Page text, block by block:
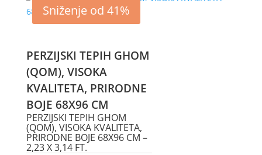
Sniženje od 41%
PERZIJSKI TEPIH GHOM
(QOM), VISOKA
KVALITETA, PRIRODNE
BOJE 68X96 CM
PERZIJSKI TEPIH GHOM
(QOM), VISOKA KVALITETA,
PRIRODNE BOJE 68X96 CM –
2,23 X 3,14 FT.